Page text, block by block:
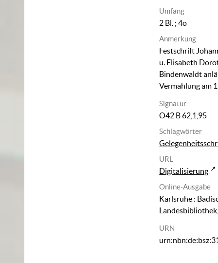
Umfang
2 Bl. ; 4o
Anmerkung
Festschrift
u. Elisabeth
Bindenwaldt
Vermählung am
Signatur
O42 B 62,1,95
Schlagwörter
URL
Digitalisierung
Online-Ausgabe
Karlsruhe :
URN